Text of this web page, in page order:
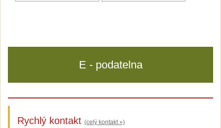
E - podatelna
Rychlý kontakt (celý kontakt »)